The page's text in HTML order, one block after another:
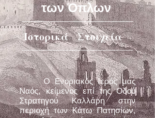
των Όπλων
Ιστορικά Στοιχεία
Ο Ενοριακός Ιερός µας
Ναός, κείµενος επί της Οδού
Στρατηγού Καλλάρη στην
περιοχή των Κάτω Πατησίων,